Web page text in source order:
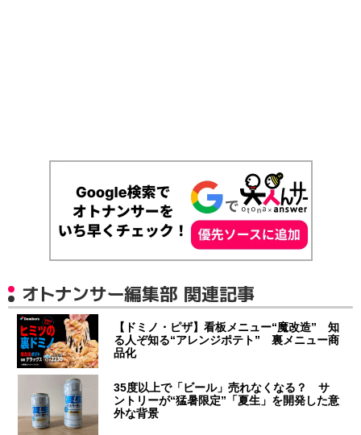
オトナンサー編集部 関連記事
【ドミノ・ピザ】看板メニュー“魔改造” 知
る人ぞ知る“アレンジポテト” 裏メニュー商
品化
35度以上で「ビール」売れなくなる？ サ
ントリーが“猛暑限定”「夏生」を開発した意
外な背景